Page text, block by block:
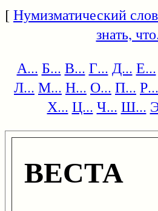
[Нумизматический
знать,
А... Б... В... Г... Д... Е...
Л... М... Н... О... П... Р...
Х... Ц... Ч... Ш...
ВЕСТА